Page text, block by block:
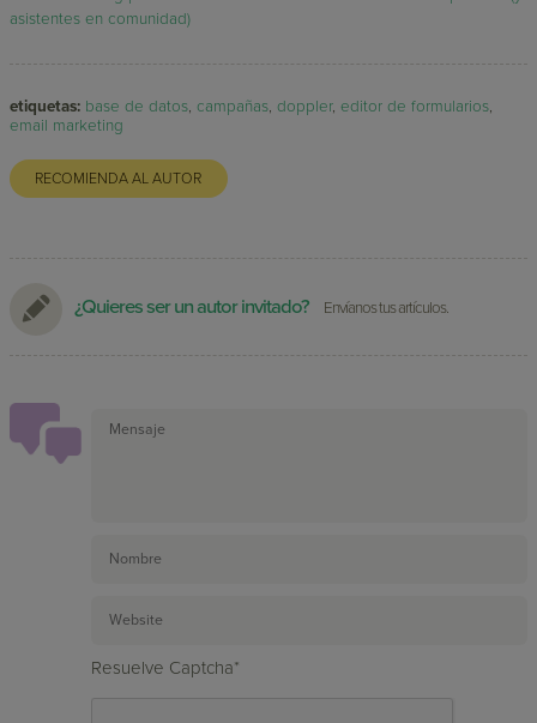
asistentes en comunidad)
etiquetas: base de datos,campañas,doppler,editor de formularios,
email marketing
RECOMIENDA AL AUTOR
¿Quieres ser un autor invitado? Envíanos tus artículos.
Resuelve Captcha*